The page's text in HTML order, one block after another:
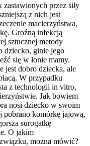
zastawionych przez siły
z nich jest
macierzyństwa,
Groźną infekcją
sztucznej metody
dziecko, ginie jego
się w łonie mamy.
jest dobro dziecka, ale
W przypadku
z technologii in vitro,
Jak bowiem
nosi dziecko w swoim
pobrano komórkę jajową,
surogatkę
O jakim
można mówić?